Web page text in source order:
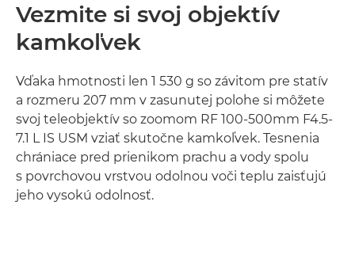
Vezmite si svoj objektív
kamkoľvek
Vďaka hmotnosti len 1 530 g so závitom pre statív
a rozmeru 207 mm v zasunutej polohe si môžete
svoj teleobjektív so zoomom RF 100-500mm F4.5-
7.1 L IS USM vziať skutočne kamkoľvek. Tesnenia
chrániace pred prienikom prachu a vody spolu
s povrchovou vrstvou odolnou voči teplu zaisťujú
jeho vysokú odolnosť.